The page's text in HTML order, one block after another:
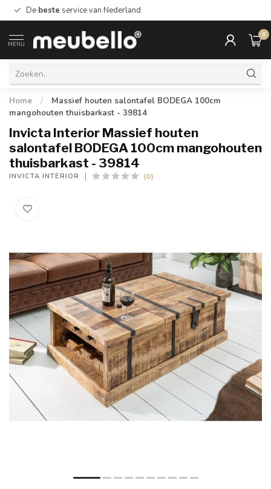
De beste service van Nederland
MENU
0
Home /
Massief houten salontafel BODEGA 100cm
mangohouten thuisbarkast - 39814
Invicta Interior Massief houten
salontafel BODEGA 100cm mangohouten
thuisbarkast - 39814
INVICTA INTERIOR (0)